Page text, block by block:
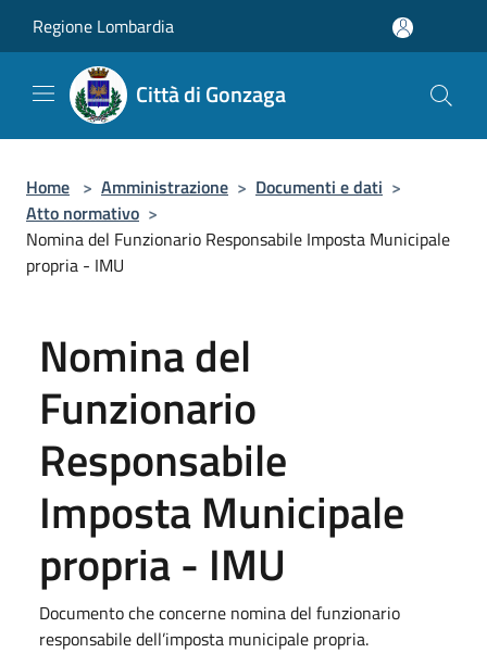
Regione Lombardia
Città di Gonzaga
Home > Amministrazione > Documenti e dati >
Atto normativo >
Nomina del Funzionario Responsabile Imposta Municipale
propria - IMU
Nomina del
Funzionario
Responsabile
Imposta Municipale
propria - IMU
Documento che concerne nomina del funzionario
responsabile dell’imposta municipale propria.